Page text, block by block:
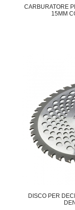
CARBURATORE
15MM
DISCO PER